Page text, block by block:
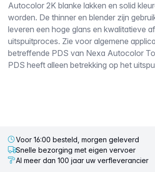
Autocolor 2K blanke lakken en solid
worden. De thinner en blender zijn
leveren een hoge glans en kwalitatieve
uitspuitproces. Zie voor algemene
betreffende PDS van Nexa Autocolor
PDS heeft alleen betrekking op het
Voor 16:00 besteld, morgen geleverd
Snelle bezorging met eigen vervoer
Al meer dan 100 jaar uw verfleverancier